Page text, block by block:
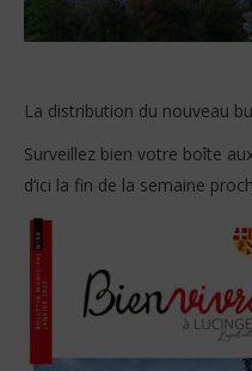
La distribution du nouveau
Surveillez bien votre boîte
d’ici la fin de la semaine